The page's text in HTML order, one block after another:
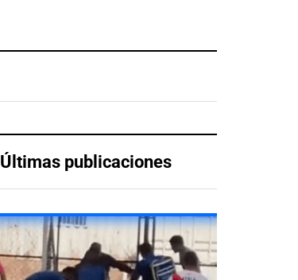
Últimas publicaciones